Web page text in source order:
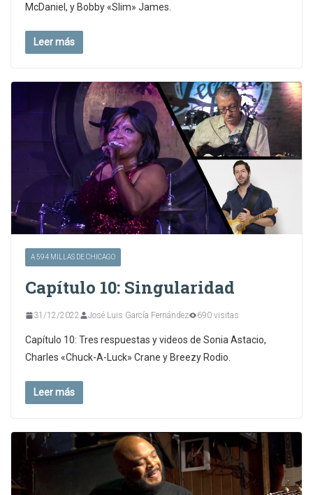
McDaniel, y Bobby «Slim» James.
Leer más
A 594 MILLAS DE CHICAGO
Capítulo 10: Singularidad
31/12/2022 José Luis García Fernández 690 visitas
Capítulo 10: Tres respuestas y videos de Sonia Astacio,
Charles «Chuck-A-Luck» Crane y Breezy Rodio.
Leer más